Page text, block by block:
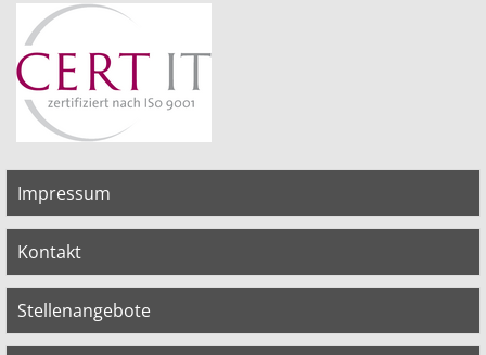
Impressum
Kontakt
Stellenangebote